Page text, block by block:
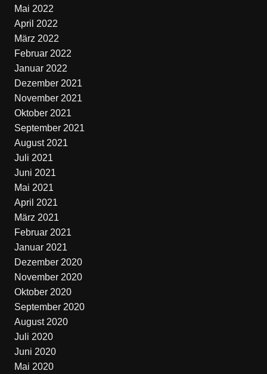
Mai 2022
April 2022
März 2022
Februar 2022
Januar 2022
Dezember 2021
November 2021
Oktober 2021
September 2021
August 2021
Juli 2021
Juni 2021
Mai 2021
April 2021
März 2021
Februar 2021
Januar 2021
Dezember 2020
November 2020
Oktober 2020
September 2020
August 2020
Juli 2020
Juni 2020
Mai 2020